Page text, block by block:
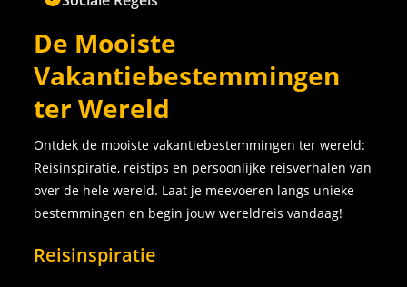
De Mooiste
Vakantiebestemmingen
ter Wereld
Ontdek de mooiste vakantiebestemmingen ter wereld:
Reisinspiratie, reistips en persoonlijke reisverhalen van
over de hele wereld. Laat je meevoeren langs unieke
bestemmingen en begin jouw wereldreis vandaag!
Reisinspiratie